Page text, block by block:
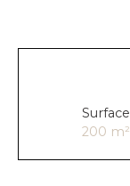
Surface
200 m²